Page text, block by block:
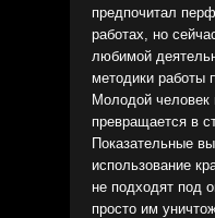
предпочитал
работах, но
любимой
методики работы
Молодой человек
превращается в
Показательные
использование
не подходят под
просто им